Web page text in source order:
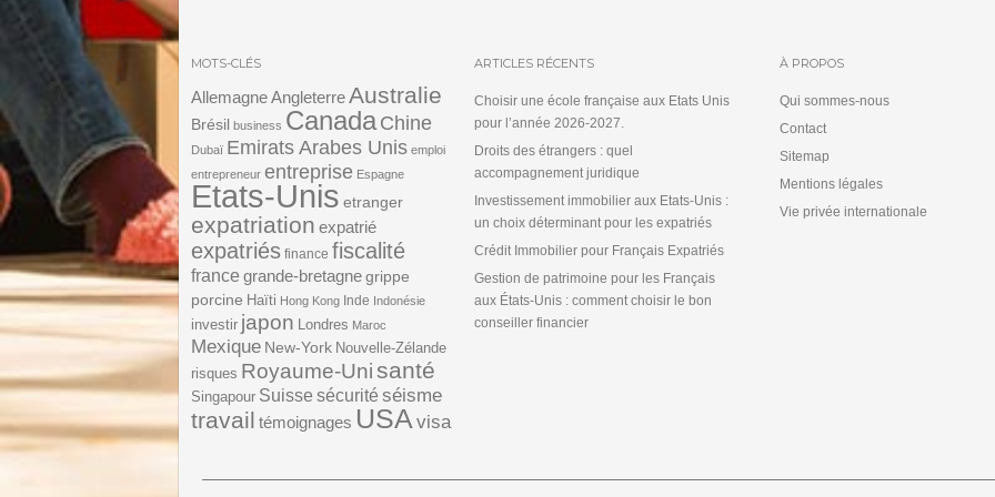
MOTS-CLÉS
AllemagneAngleterreAustralie
Brésil business CanadaChine
Dubaï Emirats Arabes Unis emploi
entrepreneur entreprise Espagne
Etats-Unis etranger
expatriation expatrié
expatriés finance fiscalité
france grande-bretagnegrippe
porcine Haïti Hong Kong Inde Indonésie
investir japon Londres Maroc
Mexique New-York Nouvelle-Zélande
risques Royaume-Unisanté
Singapour Suisse sécurité séisme
travail témoignages USA visa
ARTICLES RÉCENTS
Choisir une école française aux Etats Unis
pour l’année 2026-2027.
Droits des étrangers : quel
accompagnement juridique
Investissement immobilier aux Etats-Unis :
un choix déterminant pour les expatriés
Crédit Immobilier pour Français Expatriés
Gestion de patrimoine pour les Français
aux États-Unis : comment choisir le bon
conseiller financier
À PROPOS
Qui sommes-nous
Contact
Sitemap
Mentions légales
Vie privée internationale